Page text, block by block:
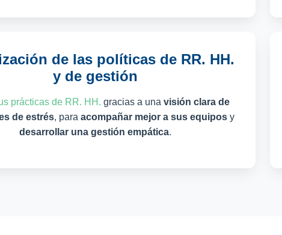
de las políticas de RR. HH.
y de gestión
prácticas de RR. HH. gracias a una visión clara de
de estrés, para acompañar mejor a sus equiposy
desarrollar una gestión empática.